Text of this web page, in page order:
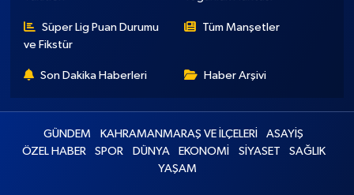
Süper Lig Puan Durumu
ve Fikstür
Tüm Manşetler
Son Dakika Haberleri Haber Arşivi
GÜNDEM KAHRAMANMARAŞ VE İLÇELERİ
ASAYİŞ
ÖZEL HABER
SPOR DÜNYA EKONOMİ SİYASET
SAĞLIK
YAŞAM